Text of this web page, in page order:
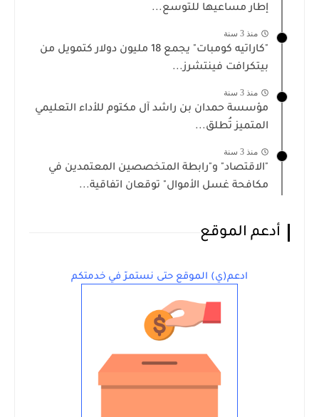
إطار مساعيها للتوسع...
منذ 3 سنة
"كاراتيه كومبات" يجمع 18 مليون دولار كتمويل من
بيتكرافت فينتشرز...
منذ 3 سنة
مؤسسة حمدان بن راشد آل مكتوم للأداء التعليمي
المتميز تُطلق...
منذ 3 سنة
"الاقتصاد" و"رابطة المتخصصين المعتمدين في
مكافحة غسل الأموال" توقعان اتفاقية...
أدعم الموقع
ادعم(ي) الموقع حتى نستمرّ في خدمتكم